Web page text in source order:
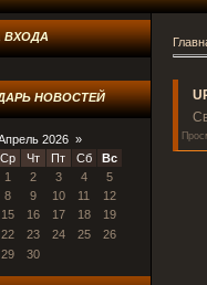
ВХОДА
НОВОСТЕЙ
2026 »
Ср Чт Пт Сб
Вс
1
2 3 4
5
8 9 10 11
12
15 16 17 18
19
22 23 24 25
26
29 30